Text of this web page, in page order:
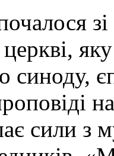
зі
синоду,
сили з